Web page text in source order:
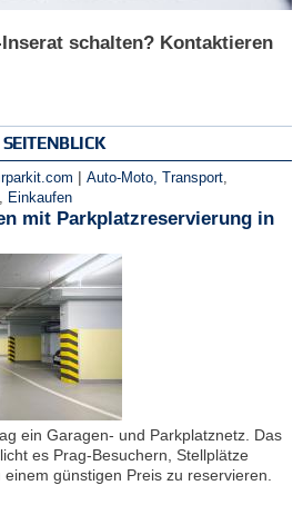
schalten? Kontaktieren
SEITENBLICK
| Auto-Moto, Transport,
, Einkaufen
mit Parkplatzreservierung in
ein Garagen- und Parkplatznetz. Das
es Prag-Besuchern, Stellplätze
günstigen Preis zu reservieren.